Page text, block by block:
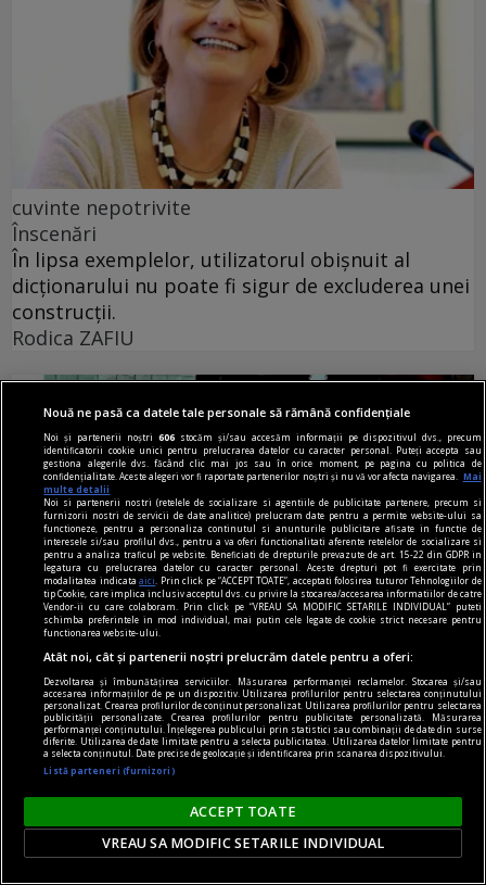
cuvinte nepotrivite
Înscenări
În lipsa exemplelor, utilizatorul obișnuit al
dicționarului nu poate fi sigur de excluderea unei
construcții.
Rodica ZAFIU
prof, viața mea
Viitorul începe ieri
Au mai fost și alte titluri, bineînțeles, poate nu
atît de cunoscute, unele de psihologie și
dezvoltare personală.
Horia CORCHEŞ
Nouă ne pasă ca datele tale personale să rămână confidențiale
Noi și partenerii noștri606 stocăm și/sau accesăm informații pe dispozitivul dvs., precum
identificatorii cookie unici pentru prelucrarea datelor cu caracter personal. Puteți accepta sau
gestiona alegerile dvs. făcând clic mai jos sau în orice moment, pe pagina cu politica de
confidențialitate. Aceste alegeri vor fi raportate partenerilor noștri și nu vă vor afecta navigarea.
Mai
multe detalii
Noi si partenerii nostri (retelele de socializare si agentiile de publicitate partenere, precum si
furnizorii nostri de servicii de date analitice) prelucram date pentru a permite website-ului sa
functioneze, pentru a personaliza continutul si anunturile publicitare afisate in functie de
interesele si/sau profilul dvs., pentru a va oferi functionalitati aferente retelelor de socializare si
pentru a analiza traficul pe website. Beneficiati de drepturile prevazute de art. 15-22 din GDPR in
legatura cu prelucrarea datelor cu caracter personal. Aceste drepturi pot fi exercitate prin
modalitatea indicataaici
. Prin click pe “ACCEPT TOATE”, acceptati folosirea tuturor Tehnologiilor de
tip Cookie, care implica inclusiv acceptul dvs. cu privire la stocarea/accesarea informatiilor de catre
Vendor-ii cu care colaboram. Prin click pe “VREAU SA MODIFIC SETARILE INDIVIDUAL” puteti
schimba preferintele in mod individual, mai putin cele legate de cookie strict necesare pentru
functionarea website-ului.
Atât noi, cât și partenerii noștri prelucrăm datele pentru a oferi:
Dezvoltarea și îmbunătățirea serviciilor. Măsurarea performanței reclamelor. Stocarea și/sau
accesarea informațiilor de pe un dispozitiv. Utilizarea profilurilor pentru selectarea conținutului
personalizat. Crearea profilurilor de conținut personalizat. Utilizarea profilurilor pentru selectarea
publicității personalizate. Crearea profilurilor pentru publicitate personalizată. Măsurarea
performanței conținutului. Înțelegerea publicului prin statistici sau combinații de date din surse
diferite. Utilizarea de date limitate pentru a selecta publicitatea. Utilizarea datelor limitate pentru
a selecta conținutul. Date precise de geolocație și identificarea prin scanarea dispozitivului.
Listă parteneri (furnizori)
ACCEPT TOATE
VREAU SA MODIFIC SETARILE INDIVIDUAL